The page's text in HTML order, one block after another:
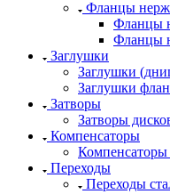
Фланцы
Фланцы
Фланцы
Заглушки
Заглушки
Заглушки
Затворы
Затворы
Компенсаторы
Компенсаторы
Переходы
Переходы